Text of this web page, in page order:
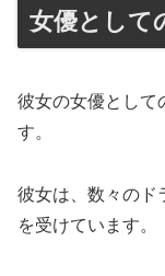
女優として
彼女の女優として
す。
彼女は、数々のド
を受けています。